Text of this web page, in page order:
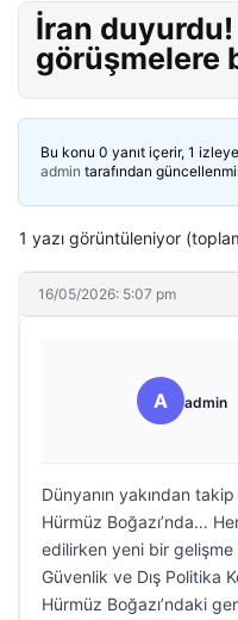
İran
görüşmelere
Bu konu 0 yanıt içerir, 1
admin tarafından
1 yazı görüntüleniyor
16/05/2026: 5:07 pm
A admin
Dünyanın yakından
Hürmüz Boğazı’nda…
edilirken yeni bir gelişme
Güvenlik ve Dış Politika
Hürmüz Boğazı’ndaki